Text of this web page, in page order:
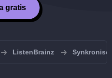
gratis
ListenBrainz